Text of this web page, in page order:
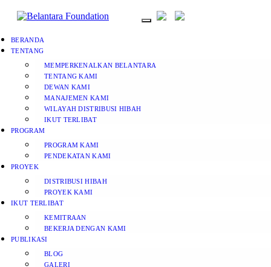
BERANDA
TENTANG
MEMPERKENALKAN BELANTARA
TENTANG KAMI
DEWAN KAMI
MANAJEMEN KAMI
WILAYAH DISTRIBUSI HIBAH
IKUT TERLIBAT
PROGRAM
PROGRAM KAMI
PENDEKATAN KAMI
PROYEK
DISTRIBUSI HIBAH
PROYEK KAMI
IKUT TERLIBAT
KEMITRAAN
BEKERJA DENGAN KAMI
PUBLIKASI
BLOG
GALERI